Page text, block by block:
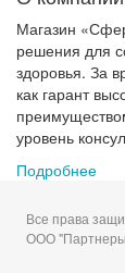
Магазин
решения для
здоровья. За
как гарант
уровень
Подробнее
Все права
ООО